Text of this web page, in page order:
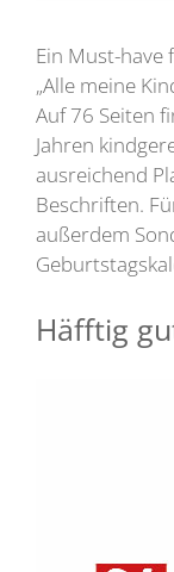
Ein Must-
„Alle meine
Auf 76 Seiten
Jahren
ausreichend
Beschriften.
außerdem
Häfftig